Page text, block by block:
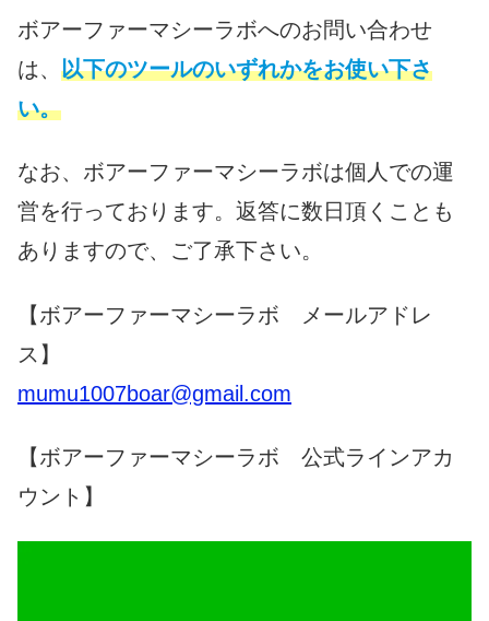
ボアーファーマシーラボへのお問い合わせ
は、 以下のツールのいずれかをお使い下さ
い。
なお、ボアーファーマシーラボは個人での運
営を行っております。返答に数日頂くことも
ありますので、ご了承下さい。
【ボアーファーマシーラボ メールアドレ
ス】
mumu1007boar@gmail.com
【ボアーファーマシーラボ 公式ラインアカ
ウント】